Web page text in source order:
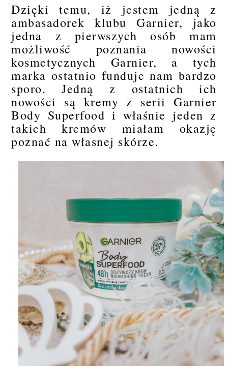
Dzięki temu, iż jestem jedną z
ambasadorek klubu Garnier, jako
jedna z pierwszych osób mam
możliwość poznania nowości
kosmetycznych Garnier, a tych
marka ostatnio funduje nam bardzo
sporo. Jedną z ostatnich ich
nowości są kremy z serii Garnier
Body Superfood i właśnie jeden z
takich kremów miałam okazję
poznać na własnej skórze.